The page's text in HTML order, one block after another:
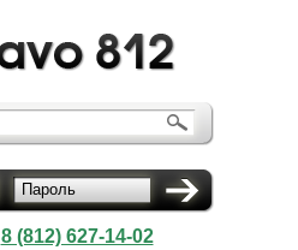
Пароль
8 (812) 627-14-02